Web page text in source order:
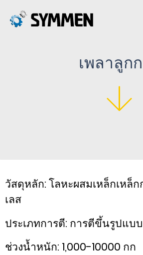
เพลาลูก
วัสดุหลัก: โลหะผสมเหล็กเหล็
เลส
ประเภทการตี: การตีขึ้นรูปแบ
ช่วงน้ำหนัก: 1,000-10000 กก